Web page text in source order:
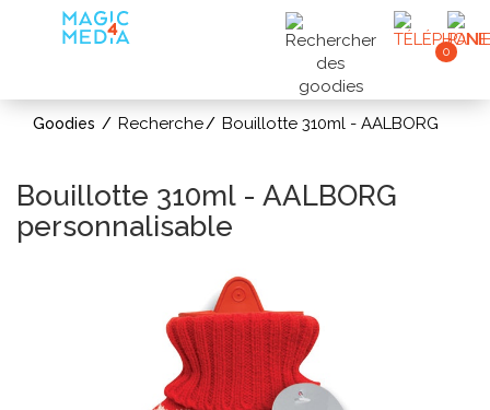
0
Goodies Recherche Bouillotte 310ml - AALBORG
Bouillotte 310ml - AALBORG
personnalisable